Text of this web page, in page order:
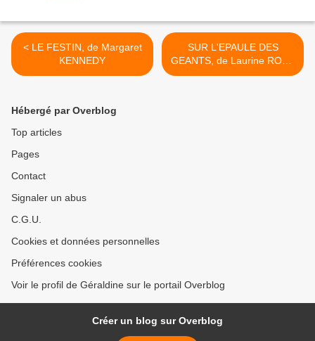
< LE FESTIN, de Margaret
KENNEDY
SUR L'EPAULE DES
GEANTS, de Laurine ROUX
>
Hébergé par Overblog
Top articles
Pages
Contact
Signaler un abus
C.G.U.
Cookies et données personnelles
Préférences cookies
Voir le profil de Géraldine sur le portail Overblog
Créer un blog sur Overblog